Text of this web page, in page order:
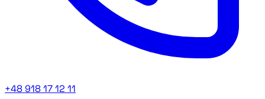
+48 918 17 12 11